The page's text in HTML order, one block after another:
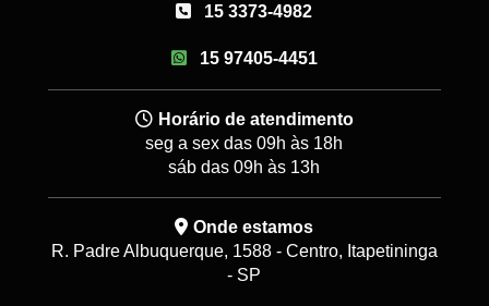
15 3373-4982
15 97405-4451
Horário de atendimento
seg a sex das 09h às 18h
sáb das 09h às 13h
Onde estamos
R. Padre Albuquerque, 1588 - Centro, Itapetininga
- SP